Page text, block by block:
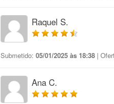
Raquel S.
Submetido: 05/01/2025 às 18:38 |
Ana C.